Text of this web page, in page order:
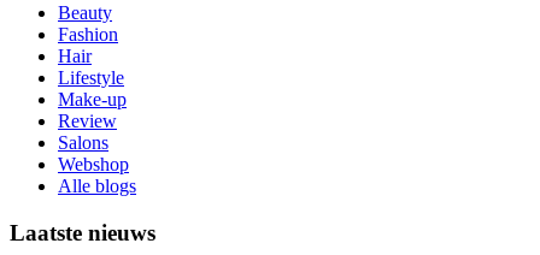
Beauty
Fashion
Hair
Lifestyle
Make-up
Review
Salons
Webshop
Alle blogs
Laatste nieuws